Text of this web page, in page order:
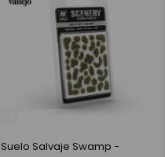
Suelo Salvaje Swamp -